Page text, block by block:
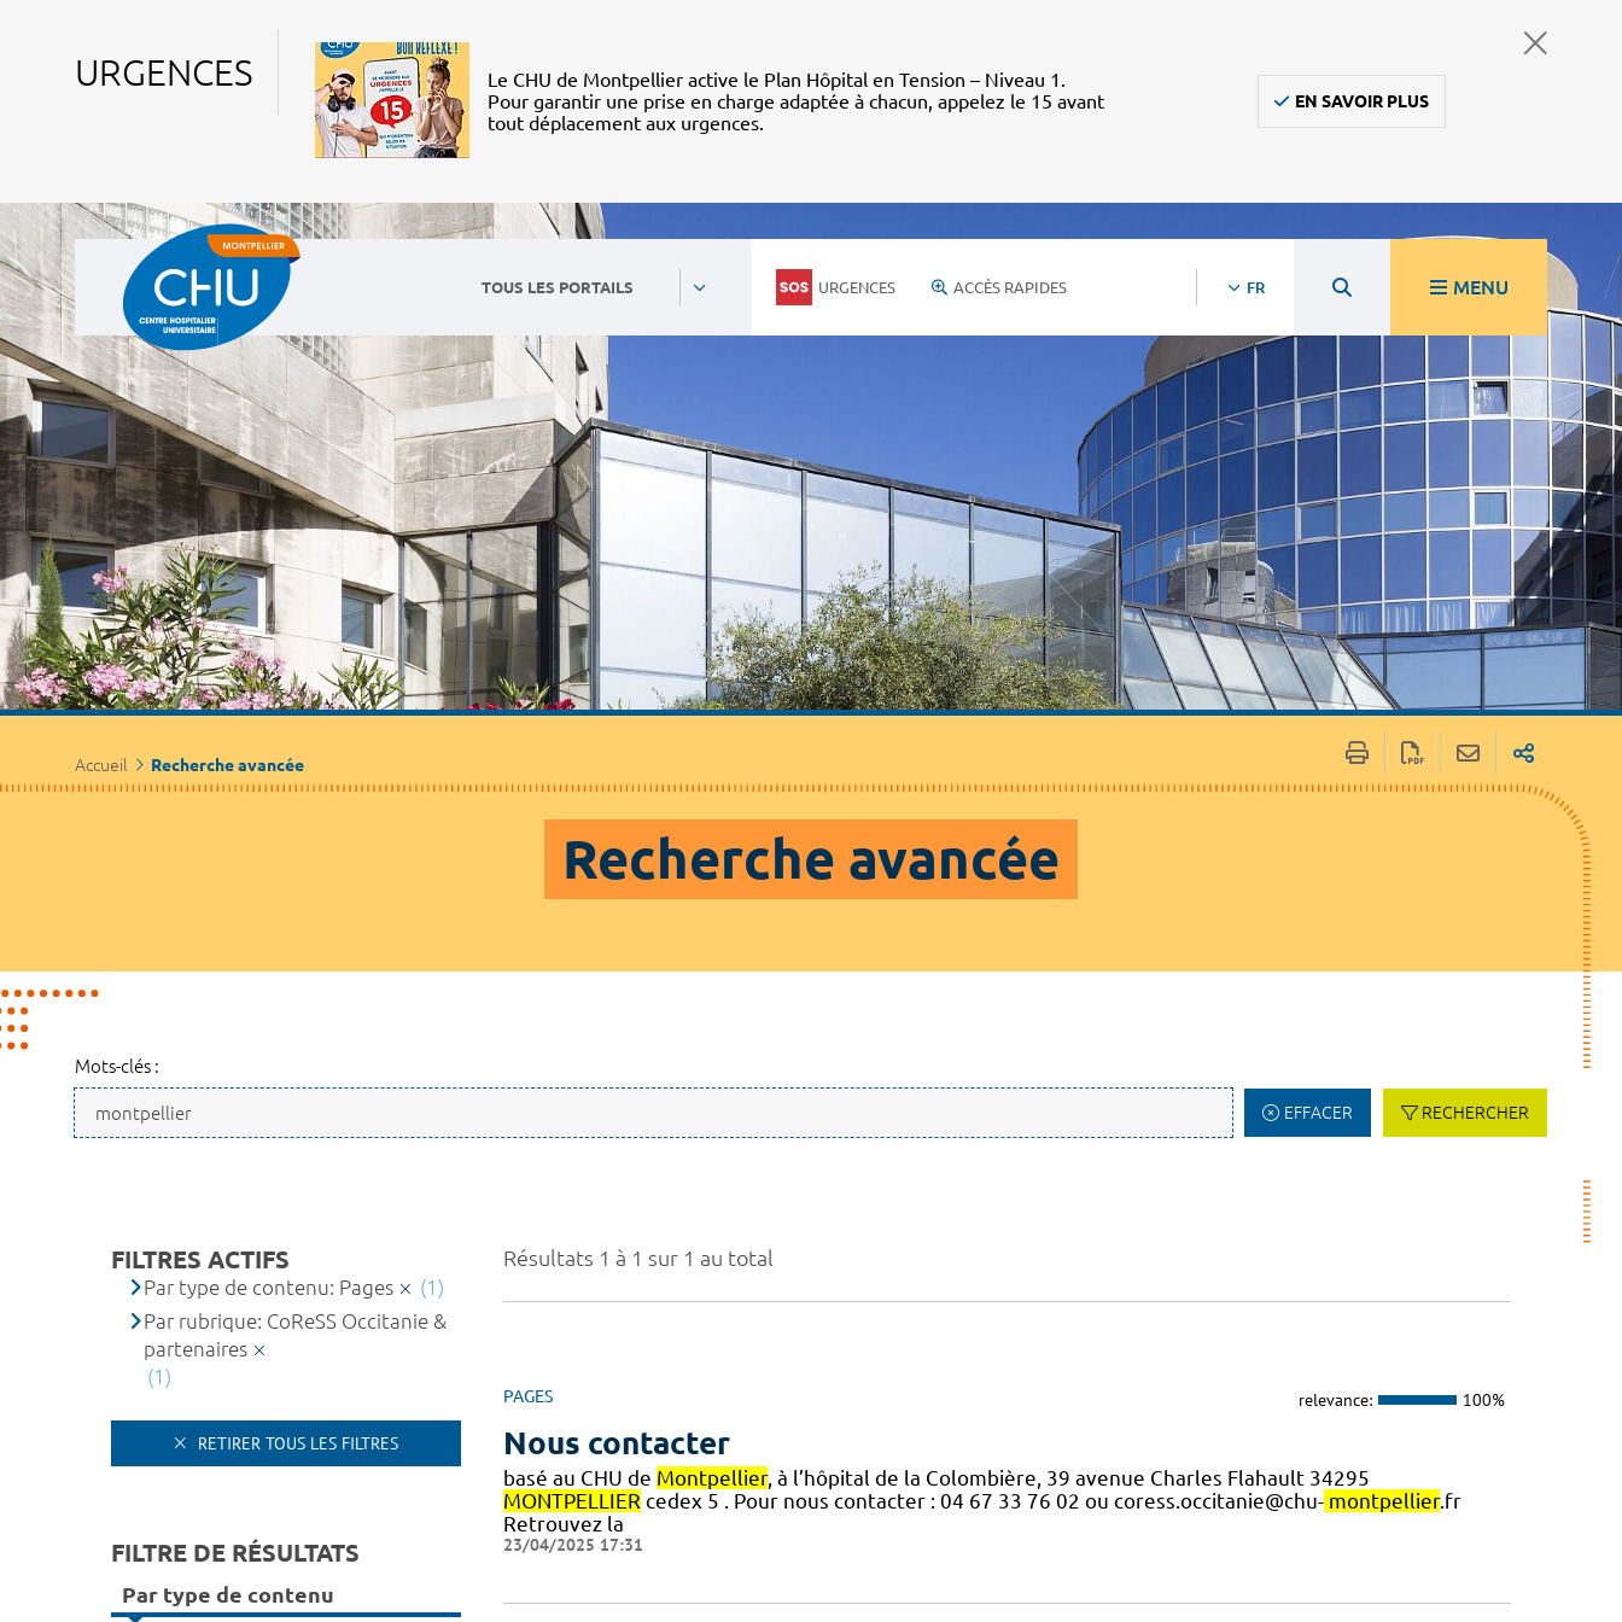
URGENCES
Le CHU de Montpellier active le Plan Hôpital en Tension – Niveau 1.
Pour garantir une prise en charge adaptée à chacun, appelez le 15 avant
tout déplacement aux urgences.
EN SAVOIR PLUS
TOUS LES PORTAILS URGENCES ACCÈS RAPIDES FR MENU
Accueil Recherche avancée
Recherche avancée
Mots-clés :
EFFACER RECHERCHER
Résultats 1 à 1 sur 1 au total
PAGES relevance: 100%
Nous contacter
basé au CHU de Montpellier, à l’hôpital de la Colombière, 39 avenue Charles Flahault 34295
MONTPELLIER cedex 5 . Pour nous contacter : 04 67 33 76 02 ou coress.occitanie@chu- montpellier.fr
Retrouvez la
23/04/2025 17:31
FILTRES ACTIFS
Par type de contenu: Pages
(1)
Par rubrique: CoReSS Occitanie &
partenaires
(1)
RETIRER TOUS LES FILTRES
FILTRE DE RÉSULTATS
Par type de contenu